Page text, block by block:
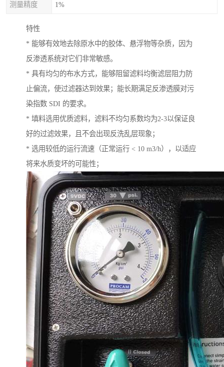
测量精度 1%
特性
* 能够有效地去除原水中的胶体、悬浮物等杂质，因为
反渗透系统对它们非常敏感。
* 具有均匀的布水方式，能够阻留滤料均衡滤层阻力防
止偏流，使过滤器达到效果；能长期满足反渗透膜对污
染指数 SDI 的要求。
* 填料选用优质滤料，滤料不均匀系数均为2-3以保证良
好的过滤效果，且不会出现反洗乱层现象；
* 选用较低的运行流速（正常运行 < 10 m3/h），以适应
将来水质变坏的可能性；